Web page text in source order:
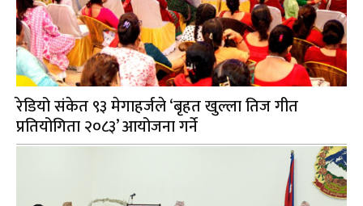
रेडियो संकेत ९३ मेगाहर्जले ‘बृहत खुल्ला तिज गीत
प्रतियोगिता २०८३’ आयोजना गर्ने